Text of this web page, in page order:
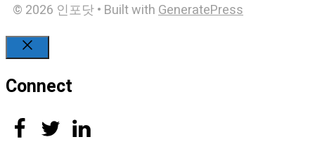
© 2026 인포닷• Built withGeneratePress
Connect